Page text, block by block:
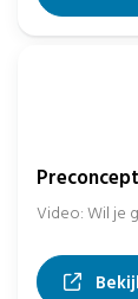
Video: Wil je